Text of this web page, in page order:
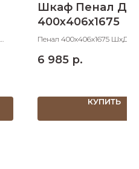
Шкаф Пенал
400х406х1675
Пенал 400х406х1675 ШхДхВ
6 985 р.
КУПИТЬ